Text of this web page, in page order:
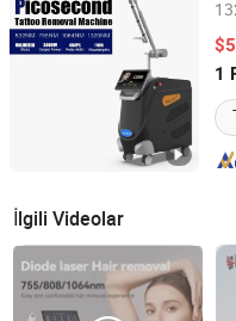
1
Beijing Perfectlaser
Beijing, China
İlgili Videolar